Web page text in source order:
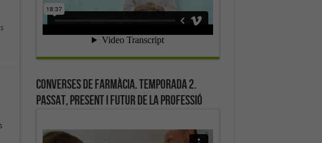
Converses de farmàcia. Temporada 2.
Passat, present i futur de la professió